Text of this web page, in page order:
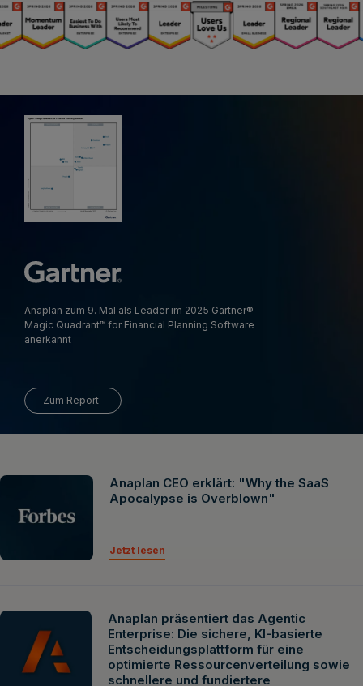
Anaplan zum 9. Mal als Leader im 2025 Gartner®
Magic Quadrant™ for Financial Planning Software
anerkannt
Zum Report
Anaplan CEO erklärt: "Why the SaaS
Apocalypse is Overblown"
Jetzt lesen
Anaplan präsentiert das Agentic
Enterprise: Die sichere, KI-basierte
Entscheidungsplattform für eine
optimierte Ressourcenverteilung sowie
schnellere und fundiertere